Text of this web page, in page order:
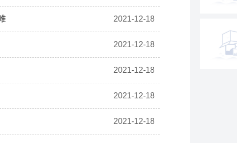
2021-12-18
2021-12-18
2021-12-18
2021-12-18
2021-12-18